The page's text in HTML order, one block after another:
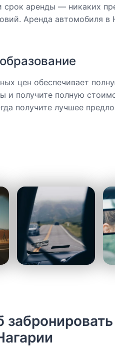
срок аренды — никаких
Аренда автомобиля в
цен обеспечивает
и получите полную
получите лучшее